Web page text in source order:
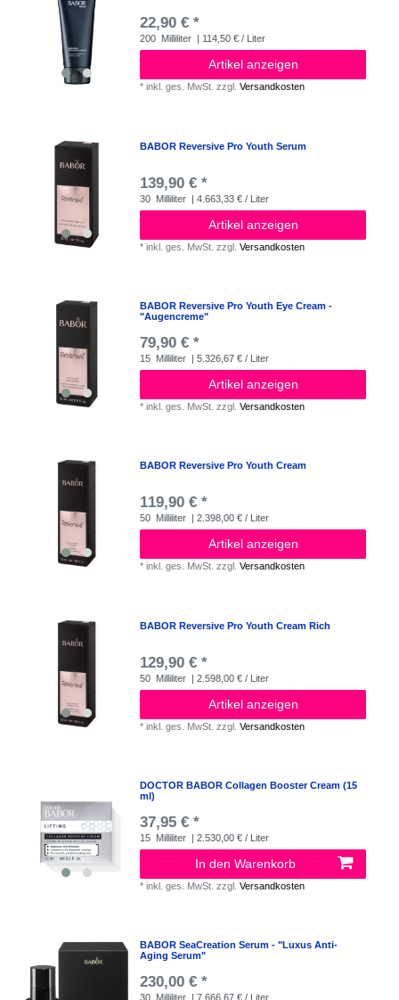
22,90 € *
200 Milliliter | 114,50 € / Liter
Artikel anzeigen
*inkl. ges. MwSt. zzgl.Versandkosten
BABOR Reversive Pro Youth Serum
139,90 € *
30 Milliliter | 4.663,33 € / Liter
Artikel anzeigen
*inkl. ges. MwSt. zzgl.Versandkosten
BABOR Reversive Pro Youth Eye Cream -
"Augencreme"
79,90 € *
15 Milliliter | 5.326,67 € / Liter
Artikel anzeigen
*inkl. ges. MwSt. zzgl.Versandkosten
BABOR Reversive Pro Youth Cream
119,90 € *
50 Milliliter | 2.398,00 € / Liter
Artikel anzeigen
*inkl. ges. MwSt. zzgl.Versandkosten
BABOR Reversive Pro Youth Cream Rich
129,90 € *
50 Milliliter | 2.598,00 € / Liter
Artikel anzeigen
*inkl. ges. MwSt. zzgl.Versandkosten
DOCTOR BABOR Collagen Booster Cream (15
ml)
37,95 € *
15 Milliliter | 2.530,00 € / Liter
In den Warenkorb
*inkl. ges. MwSt. zzgl.Versandkosten
BABOR SeaCreation Serum - "Luxus Anti-
Aging Serum"
230,00 € *
30 Milliliter | 7.666,67 € / Liter